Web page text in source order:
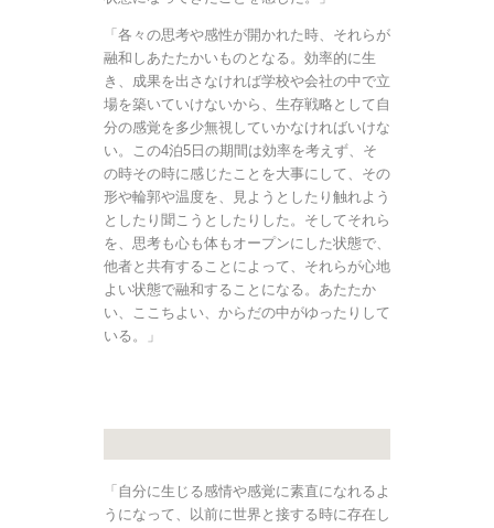
「各々の思考や感性が開かれた時、それらが
融和しあたたかいものとなる。効率的に生
き、成果を出さなければ学校や会社の中で立
場を築いていけないから、生存戦略として自
分の感覚を多少無視していかなければいけな
い。この4泊5日の期間は効率を考えず、そ
の時その時に感じたことを大事にして、その
形や輪郭や温度を、見ようとしたり触れよう
としたり聞こうとしたりした。そしてそれら
を、思考も心も体もオープンにした状態で、
他者と共有することによって、それらが心地
よい状態で融和することになる。あたたか
い、ここちよい、からだの中がゆったりして
いる。」
「自分に生じる感情や感覚に素直になれるよ
うになって、以前に世界と接する時に存在し